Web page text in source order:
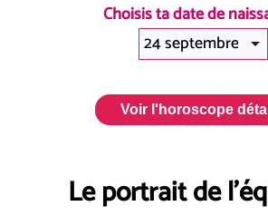
Choisis ta date de
Voir l'horoscope
Le portrait de